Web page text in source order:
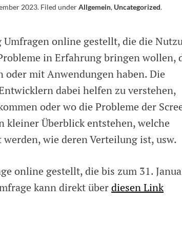
2023. Filed underAllgemein, Uncategorized.
online gestellt, die die
in Erfahrung bringen wollen,
oder mit Anwendungen haben. Die
dabei helfen zu verstehen,
oder wo die Probleme der
kleiner Überblick entstehen, welche
wie deren Verteilung ist, usw.
online gestellt, die bis zum 31.
kann direkt überdiesen Link